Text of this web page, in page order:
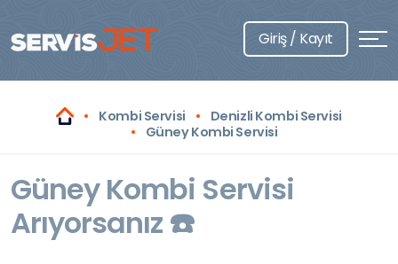
Giriş / Kayıt
Kombi Servisi
Denizli Kombi Servisi
Güney Kombi Servisi
Güney Kombi Servisi
Arıyorsanız ☎️